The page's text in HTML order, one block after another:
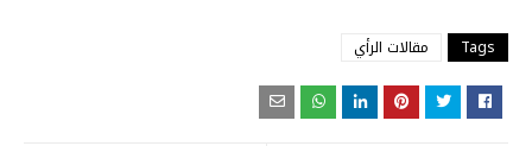
Tags مقالات الرأي